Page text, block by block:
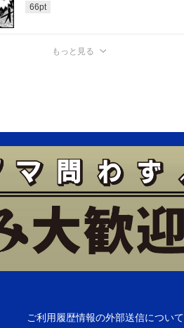
66pt
もっと見る
ご利用履歴情報の外部送信について